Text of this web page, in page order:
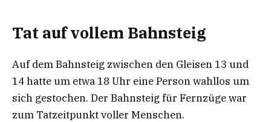
Tat auf vollem Bahnsteig
Auf dem Bahnsteig zwischen den Gleisen 13 und
14 hatte um etwa 18 Uhr eine Person wahllos um
sich gestochen. Der Bahnsteig für Fernzüge war
zum Tatzeitpunkt voller Menschen.